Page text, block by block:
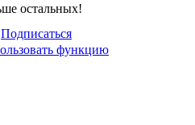
остальных!
Подписаться